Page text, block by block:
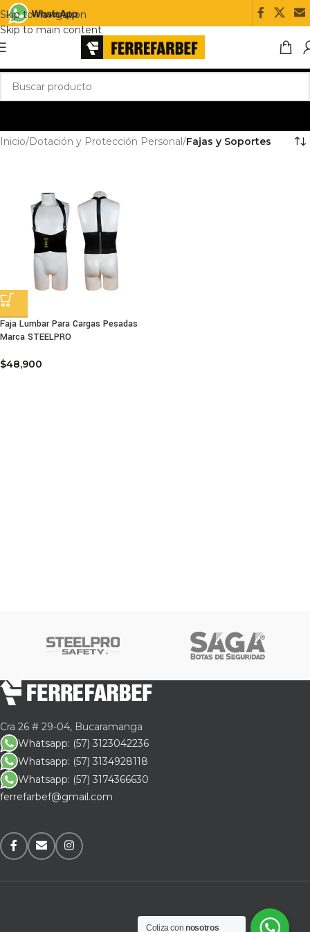
Skip to navigation
Skip to main content
Inicio/Dotación y Protección Personal/Fajas y Soportes
Faja Lumbar Para Cargas Pesadas
Marca STEELPRO
$48,900
Cra 26 # 29-04, Bucaramanga
Whatsapp: (57) 3123042236
Whatsapp: (57) 3134928118
Whatsapp: (57) 3174366630
ferrefarbef@gmail.com
Cotiza connosotros